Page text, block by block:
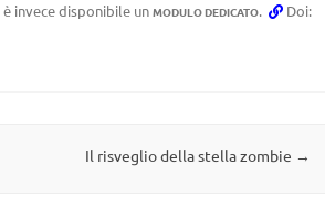
invece disponibile un MODULO DEDICATO. Doi:
Il risveglio della stella zombie →